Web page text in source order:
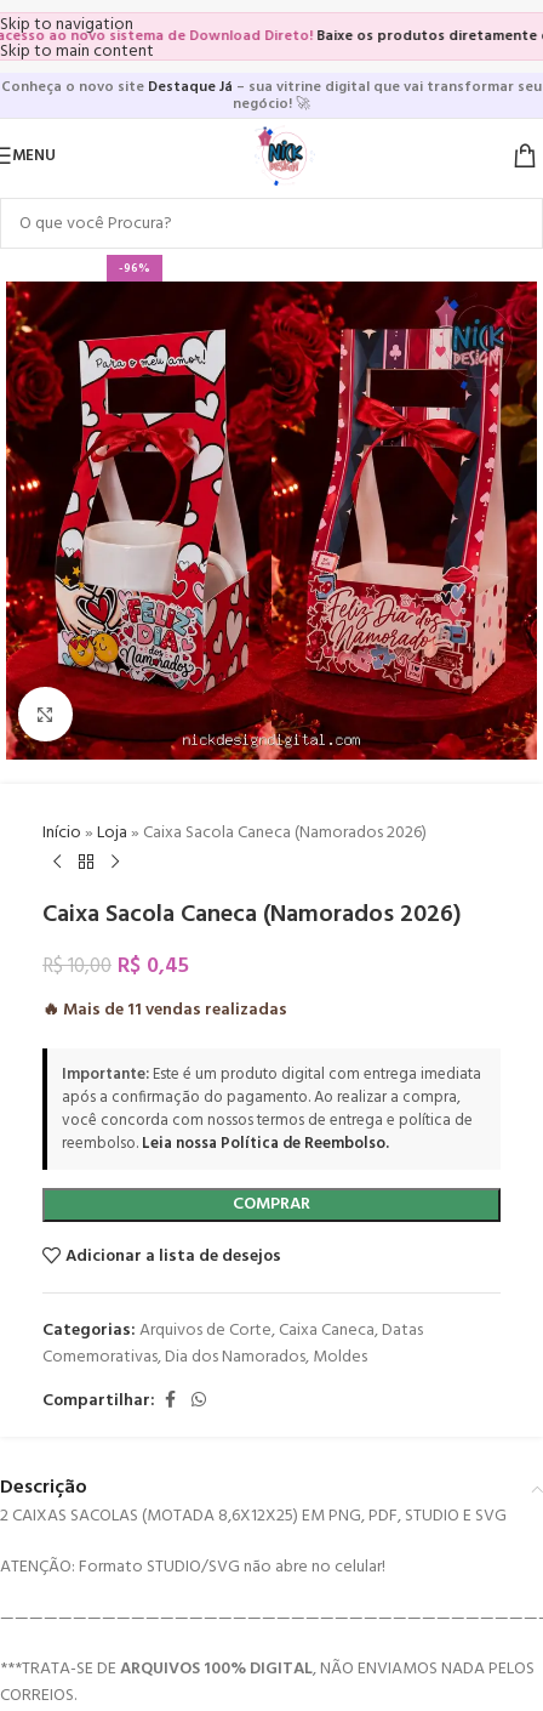
Skip to navigation
Skip to main content
ao novo sistema de Download Direto!Baixe os produtos diretamente das
Conheça o novo site Destaque Já – sua vitrine digital que vai transformar seu
negócio!🚀
MENU
-96%
Click to enlarge
Início»Loja» Caixa Sacola Caneca (Namorados 2026)
Caixa Sacola Caneca (Namorados 2026)
R$10,00 R$ 0,45
🔥 Mais de11vendas realizadas
Importante:Este é um produto digital com entrega imediata
após a confirmação do pagamento. Ao realizar a compra,
você concorda com nossos termos de entrega e política de
reembolso.Leia nossa Política de Reembolso.
COMPRAR
Adicionar a lista de desejos
Categorias:Arquivos de Corte,Caixa Caneca,Datas
Comemorativas,Dia dos Namorados,Moldes
Compartilhar:
Descrição
2 CAIXAS SACOLAS (MOTADA 8,6X12X25) EM PNG, PDF, STUDIO E SVG
ATENÇÃO: Formato STUDIO/SVG não abre no celular!
***TRATA-SE DEARQUIVOS 100% DIGITAL, NÃO ENVIAMOS NADA PELOS
CORREIOS.